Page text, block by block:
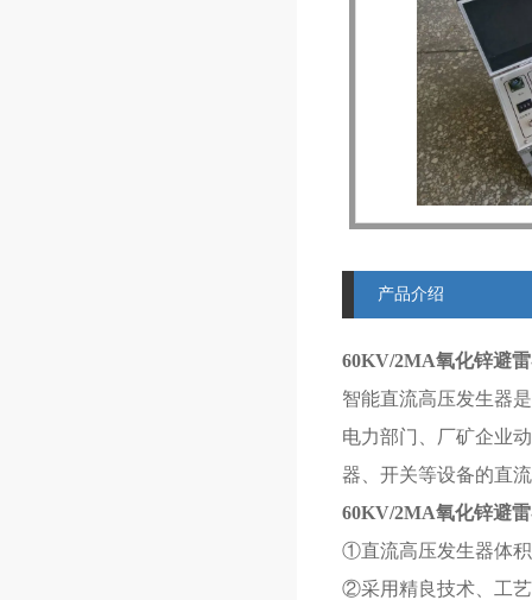
产品介绍
60KV/2MA氧化锌避
智能直流高压发生器
电力部门、厂矿企业
器、开关等设备的直
60KV/2MA氧化锌避
①直流高压发生器体
②采用精良技术、工